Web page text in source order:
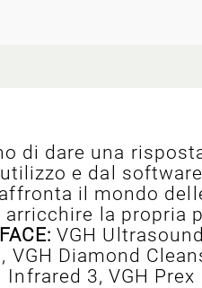
di dare una
e dal
il mondo
arricchire la propria
VGH
VGH Diamond
Infrared 3, VGH Prex